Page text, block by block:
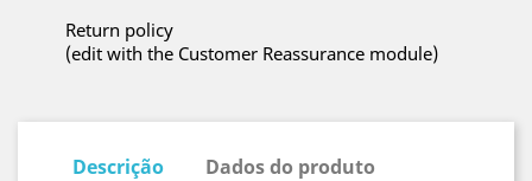
Return policy
(edit with the Customer Reassurance module)
Descrição Dados do produto